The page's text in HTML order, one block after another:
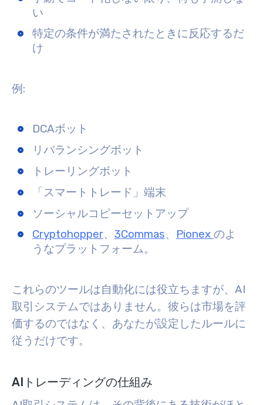
い
特定の条件が満たされたときに反応するだ
け
例:
DCAボット
リバランシングボット
トレーリングボット
「スマートトレード」端末
ソーシャルコピーセットアップ
Cryptohopper、 3Commas、 Pionex のよ
うなプラットフォーム。
これらのツールは自動化には役立ちますが、AI
取引システムではありません。彼らは市場を評
価するのではなく、あなたが設定したルールに
従うだけです。
AIトレーディングの仕組み